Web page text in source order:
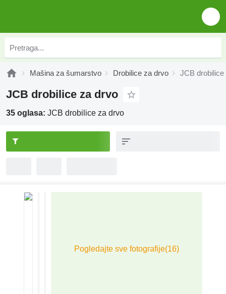
Mašina za šumarstvo Drobilice za drvo JCB
JCB drobilice za drvo
35 oglasa: JCB drobilice za drvo